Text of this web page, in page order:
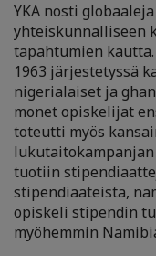
YKA nosti
yhteiskunnalliseen
tapahtumien
1963 järjestetyssä
nigerialaiset ja
monet opiskelijat
toteutti myös
lukutaitokampanjan
tuotiin
stipendiaateista,
opiskeli stipendin
myöhemmin